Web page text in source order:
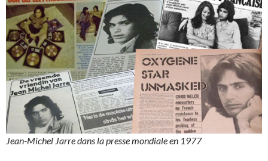
Jean-Michel Jarre dans la presse mondiale en 1977